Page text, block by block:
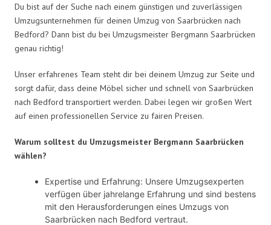
Du bist auf der Suche nach einem günstigen und zuverlässigen
Umzugsunternehmen für deinen Umzug von Saarbrücken nach
Bedford? Dann bist du bei Umzugsmeister Bergmann Saarbrücken
genau richtig!
Unser erfahrenes Team steht dir bei deinem Umzug zur Seite und
sorgt dafür, dass deine Möbel sicher und schnell von Saarbrücken
nach Bedford transportiert werden. Dabei legen wir großen Wert
auf einen professionellen Service zu fairen Preisen.
Warum solltest du Umzugsmeister Bergmann Saarbrücken
wählen?
Expertise und Erfahrung: Unsere Umzugsexperten
verfügen über jahrelange Erfahrung und sind bestens
mit den Herausforderungen eines Umzugs von
Saarbrücken nach Bedford vertraut.